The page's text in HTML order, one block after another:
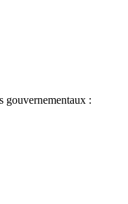
gouvernementaux :